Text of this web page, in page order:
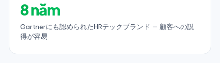
8 năm
Gartnerにも認められたHRテックブランド — 顧客への説
得が容易